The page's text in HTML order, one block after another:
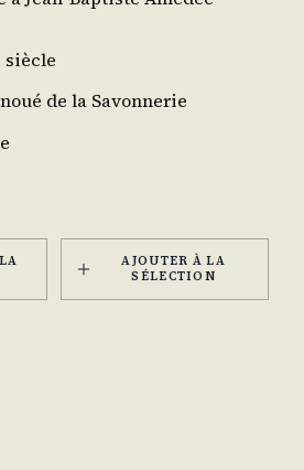
siècle
de la Savonnerie
AJOUTER À LA
SÉLECTION